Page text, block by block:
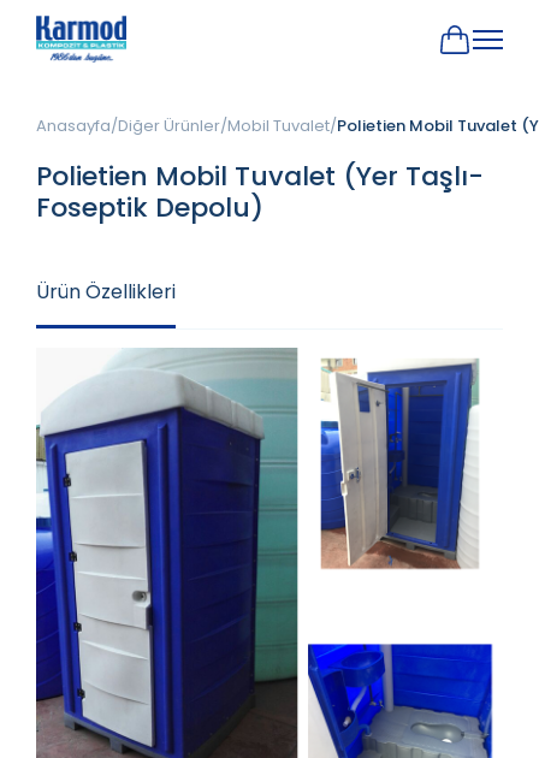
Anasayfa Diğer Ürünler Mobil Tuvalet Polietien Mobil Tuvalet
Polietien Mobil Tuvalet (Yer Taşlı-
Foseptik Depolu)
Ürün Özellikleri